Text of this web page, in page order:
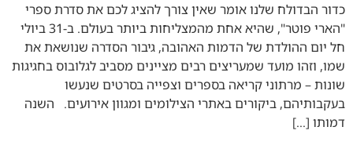
כדור הבדולח שלנו אומר שאין צורך להציג לכם את סדרת ספרי
"הארי פוטר", שהיא אחת מהמצליחות ביותר בעולם. ב-31 ביולי
חל יום ההולדת של הדמות האהובה, גיבור הסדרה שנושאת את
שמו, וזהו מועד שמעריצים רבים מציינים מסביב לגלובוס בחגיגות
שונות – מרתוני קריאה בספרים וצפייה בסרטים שנעשו
בעקבותיהם, ביקורים באתרי הצילומים ומגוון אירועים. השנה
דמותו […]